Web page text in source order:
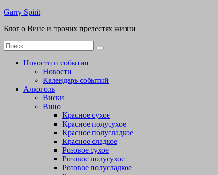
Перейти
содержимому
Garry Spirit
Блог о Вине и прочих прелестях жизни
Поиск
для:
Новости и события
Новости
Календарь событий
Алкоголь
Виски
Вино
Красное сухое
Красное полусухое
Красное полусладкое
Красное сладкое
Розовое сухое
Розовое полусухое
Розовое полусладкое